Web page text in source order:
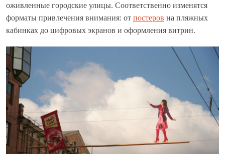
оживленные городские улицы. Соответственно изменятся
форматы привлечения внимания: от постеров на пляжных
кабинках до цифровых экранов и оформления витрин.